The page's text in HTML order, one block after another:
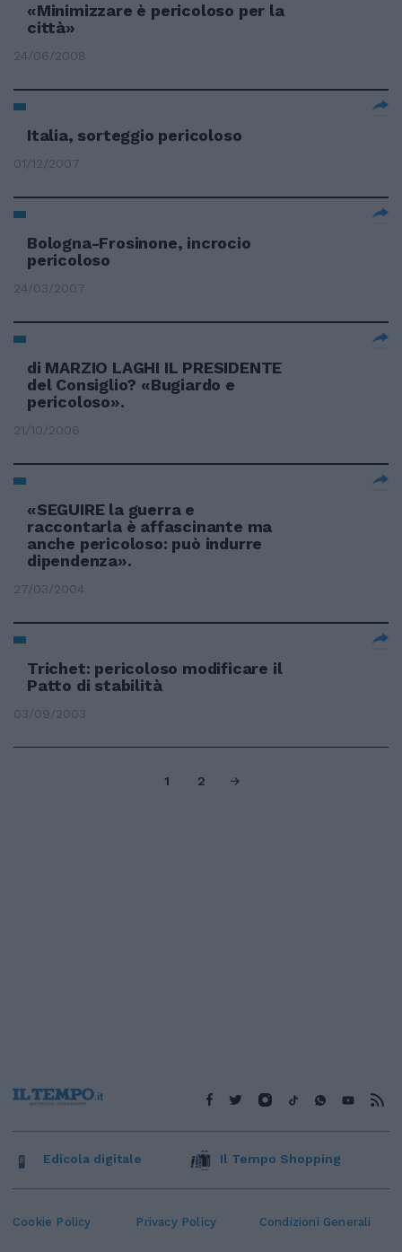
«Minimizzare è pericoloso per la
città»
24/06/2008
Italia, sorteggio pericoloso
01/12/2007
Bologna-Frosinone, incrocio
pericoloso
24/03/2007
di MARZIO LAGHI IL PRESIDENTE
del Consiglio? «Bugiardo e
pericoloso».
21/10/2006
«SEGUIRE la guerra e
raccontarla è affascinante ma
anche pericoloso: può indurre
dipendenza».
27/03/2004
Trichet: pericoloso modificare il
Patto di stabilità
03/09/2003
1 2
Cookie Policy Privacy Policy Condizioni Generali
Edicola digitale Il Tempo Shopping